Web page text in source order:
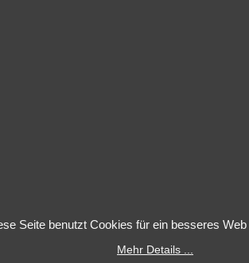
Seite benutzt Cookies für ein besseres
Mehr Details ...